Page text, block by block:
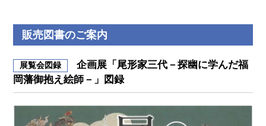
販売図書のご案内
展覧会図録
企画展「尾形家三代－探幽に学んだ福
岡藩御抱え絵師－」図録